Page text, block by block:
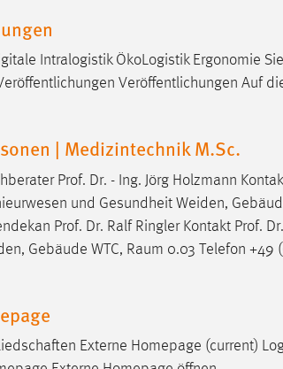
Intralogistik ÖkoLogistik Ergonomie
Veröffentlichungen Auf
| Medizintechnik M.Sc.
Prof. Dr. - Ing. Jörg Holzmann
und Gesundheit Weiden,
Prof. Dr. Ralf Ringler Kontakt Prof.
Gebäude WTC, Raum 0.03 Telefon +49
Externe Homepage (current)
staticfilecache
Für performante Seitenauslieferung wird
site-language-preference
Das Cookie speichert die gewählte